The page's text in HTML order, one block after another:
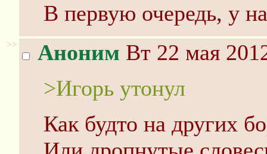
В первую очередь, у
>> Аноним Вт 22 мая
>Игорь утонул
Как будто на других